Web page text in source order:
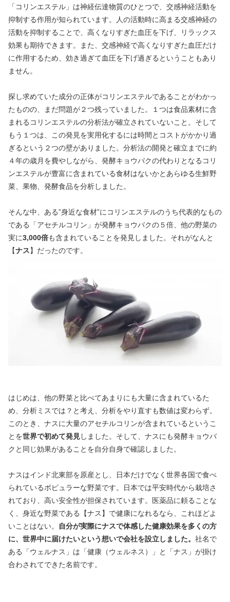
「コリンエステル」は神経伝達物質のひとつで、交感神経活動を
抑制する作用が知られています。人の活動時に高まる交感神経の
活動を抑制することで、高くなりすぎた血圧を下げ、リラックス
効果も期待できます。また、交感神経で高くなりすぎた血圧だけ
に作用するため、効き過ぎて血圧を下げ過ぎるということもあり
ません。
探し求めていた成分の正体がコリンエステルであることがわかっ
たものの、まだ問題が２つ残っていました。１つは食品素材に含
まれるコリンエステルの分析法が確立されていないこと。そして
もう１つは、この発見を実用化するには時間とコストがかかり過
ぎるという２つの壁がありました。分析法の開発と確立までに約
４年の歳月を費やしながら、発酵キョウバクの代わりとなるコリ
ンエステルが豊富に含まれている食材はないかとあらゆる生鮮野
菜、果物、発酵食品を分析しました。
そんな中、ある”身近な食材”にコリンエステルのうち代表的なもの
である「アセチルコリン」が発酵キョウバクの５倍、他の野菜の
実に3,000倍も含まれていることを発見しました。それがなんと
【ナス】だったのです。
はじめは、他の野菜と比べてあまりにも大量に含まれているた
め、分析ミスでは？と考え、分析をやり直すも数値は変わらず。
このとき、ナスに大量のアセチルコリンが含まれているというこ
とを世界で初めて発見しました。そして、ナスにも発酵キョウバ
クと同じ効果があることを自分自身で確認しました。
ナスはインド北東部を原産とし、日本だけでなく世界各国で食べ
られているポピュラーな野菜です。日本では平安時代から栽培さ
れており、高い安全性が担保されています。医薬品に頼ることな
く、身近な野菜である【ナス】で健康になれるなら、これほどよ
いことはない。
自分が実際にナスで体感した健康効果を多くの方
に、世界中に届けたいという想いで会社を設立しました。 社名で
ある「ウェルナス」は「健康（ウェルネス）」と「ナス」が掛け
合わされてできた名前です。